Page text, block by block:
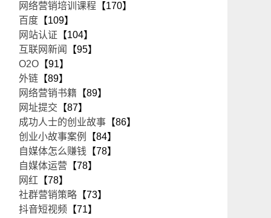
网络营销培训课程 【170】
百度 【109】
网站认证 【104】
互联网新闻
【95】
O2O 【91】
外链 【89】
网络营销书籍 【89】
网址提交 【87】
成功人士的创业故事 【86】
创业小故事案例
【84】
自媒体怎么赚钱 【78】
自媒体运营 【78】
网红 【78】
社群营销策略 【73】
抖音短视频 【71】